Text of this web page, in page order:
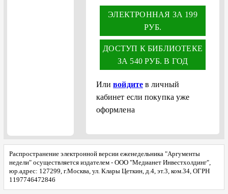
ЭЛЕКТРОННАЯ ЗА 199
РУБ.
ДОСТУП К БИБЛИОТЕКЕ
ЗА 540 РУБ. В ГОД
Иливойдитев личный
кабинет если покупка уже
оформлена
Распространение электронной версии еженедельника "Аргументы
недели" осуществляется издателем - ООО "Медианет Инвестхолдинг",
юр.адрес: 127299, г.Москва, ул. Клары Цеткин, д.4, эт.3, ком.34, ОГРН
1197746472846